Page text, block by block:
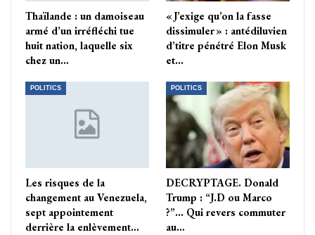
Thaïlande : un damoiseau
armé d’un irréfléchi tue
huit nation, laquelle six
chez un…
« J’exige qu’on la fasse
dissimuler » : antédiluvien
d’titre pénétré Elon Musk
et…
POLITICS
Les risques de la
changement au Venezuela,
sept appointement
derrière la enlèvement…
POLITICS
DECRYPTAGE. Donald
Trump : “J.D ou Marco
?”… Qui revers commuter
au…